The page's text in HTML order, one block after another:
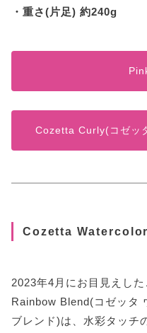
・重さ(片足) 約240g
Cozetta Curly(コゼッ
Cozetta
2023年4月にお目見えし
Rainbow Blend(コゼッタ
ブレンド)は、水彩タッチ